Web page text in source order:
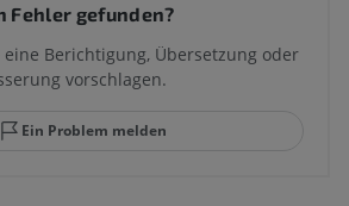
Fehler gefunden?
eine Berichtigung, Übersetzung oder
vorschlagen.
Ein Problem melden